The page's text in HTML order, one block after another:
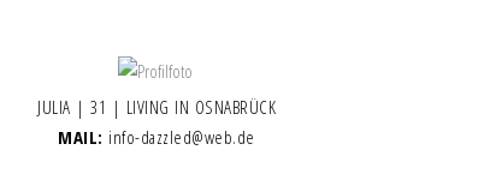
JULIA | 31 | LIVING IN OSNABRÜCK
MAIL: info-dazzled@web.de